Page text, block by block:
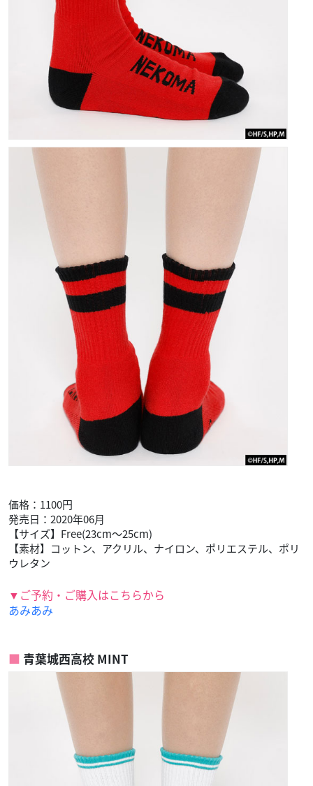
価格：1100円
発売日：2020年06月
【サイズ】Free(23cm～25cm)
【素材】コットン、アクリル、ナイロン、ポリエステル、ポリ
ウレタン
▼ご予約・ご購入はこちらから
あみあみ
青葉城西高校 MINT